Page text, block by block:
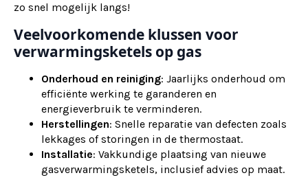
zo snel mogelijk langs!
Veelvoorkomende klussen voor
verwarmingsketels op gas
Onderhoud en reiniging: Jaarlijks onderhoud om
efficiënte werking te garanderen en
energieverbruik te verminderen.
Herstellingen: Snelle reparatie van defecten zoals
lekkages of storingen in de thermostaat.
Installatie: Vakkundige plaatsing van nieuwe
gasverwarmingsketels, inclusief advies op maat.